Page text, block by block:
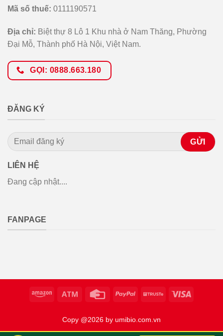
Mã số thuế: 0111190571
Địa chỉ: Biệt thự 8 Lô 1 Khu nhà ở Nam Thăng, Phường
Đại Mỗ, Thành phố Hà Nội, Việt Nam.
GỌI: 0888.663.180
ĐĂNG KÝ
LIÊN HỆ
Đang cập nhật....
FANPAGE
Copy @2026 by umibio.com.vn